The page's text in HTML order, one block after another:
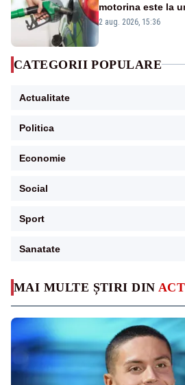
MAI MULTE ȘTIRI DIN
motorina este la
2 aug. 2026, 15:36
CATEGORII POPULARE
Actualitate
Politica
Economie
Social
Sport
Sanatate